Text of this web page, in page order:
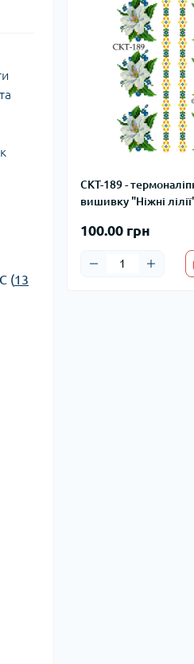
СКТ-189 -
вишивку "Ніжні
100.00 грн
(13